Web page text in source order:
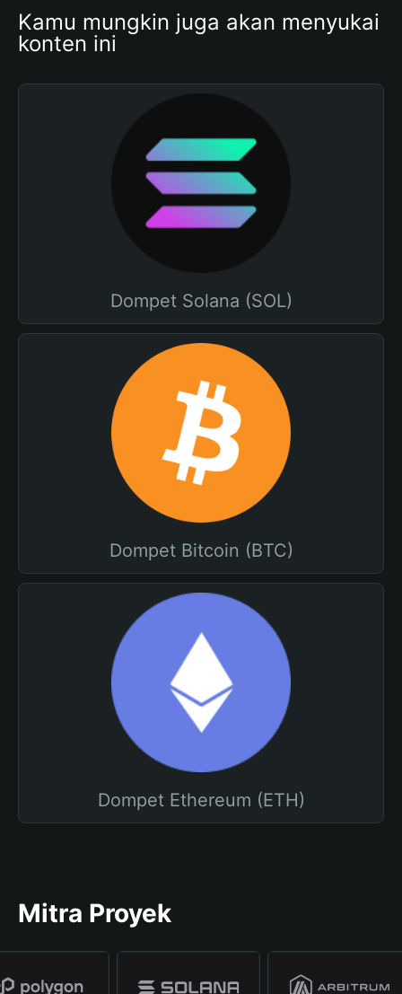
Kamu mungkin juga akan menyukai
konten ini
Dompet Solana (SOL)
Dompet Bitcoin (BTC)
Dompet Ethereum (ETH)
Mitra Proyek